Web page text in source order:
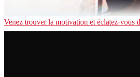
Venez trouver la motivation et éclatez-vous